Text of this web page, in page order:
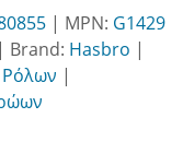
| MPN: G1429
| Brand: Hasbro |
Ρόλων |